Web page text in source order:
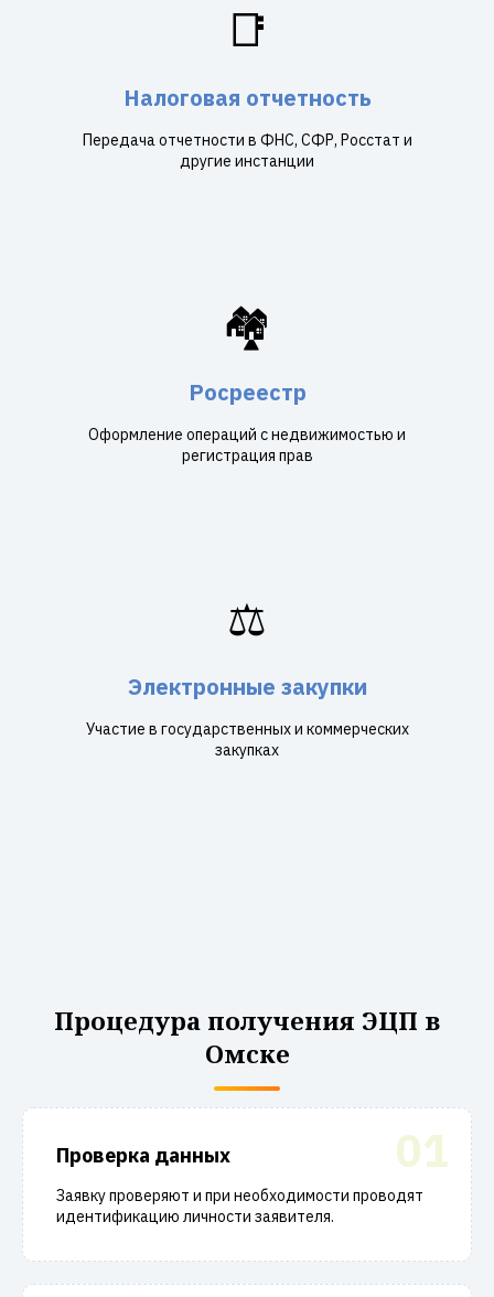
📑
Налоговая отчетность
Передача отчетности в ФНС, СФР, Росстат и
другие инстанции
🏘️
Росреестр
Оформление операций с недвижимостью и
регистрация прав
⚖️
Электронные закупки
Участие в государственных и коммерческих
закупках
Процедура получения ЭЦП в
Омске
01
Проверка данных
Заявку проверяют и при необходимости проводят
идентификацию личности заявителя.